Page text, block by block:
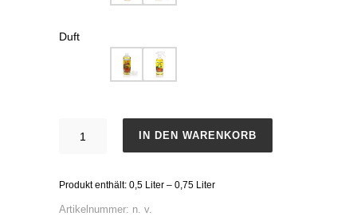
Duft
IN DEN WARENKORB
Produkt enthält: 0,5 Liter – 0,75 Liter
Artikelnummer: n. v.